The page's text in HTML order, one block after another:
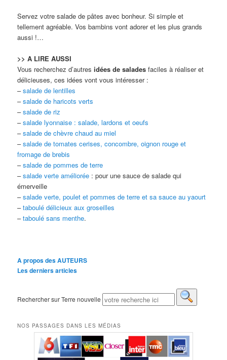
Servez votre salade de pâtes avec bonheur. Si simple et
tellement agréable. Vos bambins vont adorer et les plus grands
aussi !…
>> A LIRE AUSSI
Vous recherchez d’autresidées de salades faciles à réaliser et
délicieuses, ces idées vont vous intéresser :
–salade de lentilles
–salade de haricots verts
–salade de riz
–salade lyonnaise : salade, lardons et oeufs
–salade de chèvre chaud au miel
–salade de tomates cerises, concombre, oignon rouge et
fromage de brebis
–salade de pommes de terre
–salade verte améliorée : pour une sauce de salade qui
émerveille
–salade verte, poulet et pommes de terre et sa sauce au yaourt
–taboulé délicieux aux groseilles
–taboulé sans menthe.
A propos des AUTEURS
Les derniers articles
Rechercher sur Terre nouvelle
NOS PASSAGES DANS LES MÉDIAS